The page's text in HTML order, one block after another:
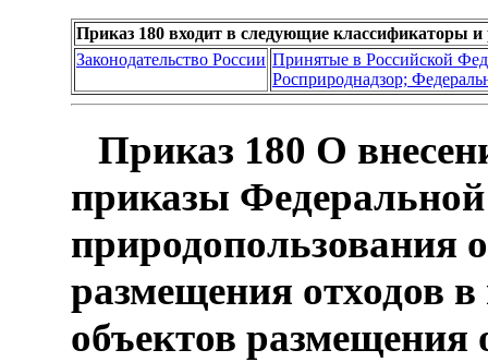
Приказ 180 входит в следующие классификаторы и
Законодательство России Принятые в Российской
Росприроднадзор;
Приказ 180 О
приказы
природопользования
размещения отходов в
объектов размещения